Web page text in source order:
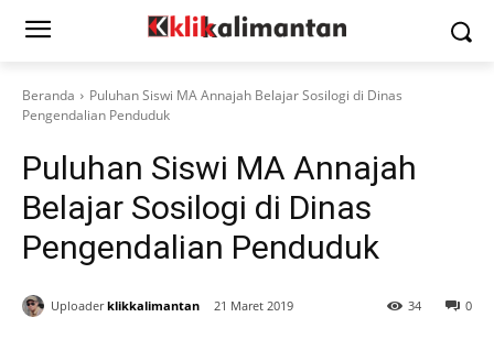
Beranda
Puluhan Siswi MA Annajah Belajar Sosilogi di Dinas
Pengendalian Penduduk
Puluhan Siswi MA Annajah
Belajar Sosilogi di Dinas
Pengendalian Penduduk
Uploader klikkalimantan 21 Maret 2019 0
34